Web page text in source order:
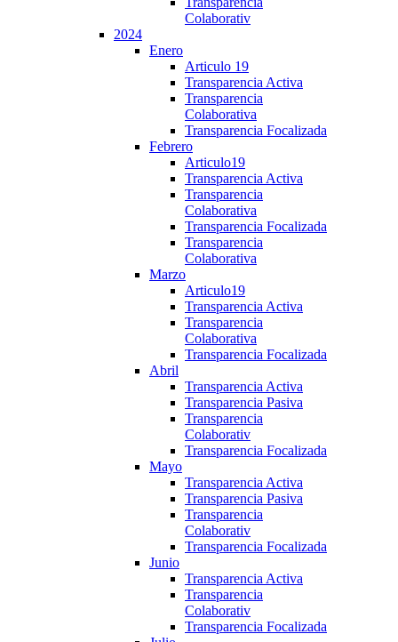
Colaborativ
2024
Enero
Articulo 19
Transparencia Activa
Transparencia
Colaborativa
Transparencia Focalizada
Febrero
Articulo19
Transparencia Activa
Transparencia
Colaborativa
Transparencia Focalizada
Transparencia
Colaborativa
Marzo
Articulo19
Transparencia Activa
Transparencia
Colaborativa
Transparencia Focalizada
Abril
Transparencia Activa
Transparencia Pasiva
Transparencia
Colaborativ
Transparencia Focalizada
Mayo
Transparencia Activa
Transparencia Pasiva
Transparencia
Colaborativ
Transparencia Focalizada
Junio
Transparencia Activa
Transparencia
Colaborativ
Transparencia Focalizada